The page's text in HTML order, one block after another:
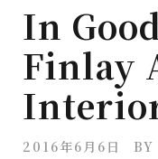
In
Finlay
2016年6月6日 BY